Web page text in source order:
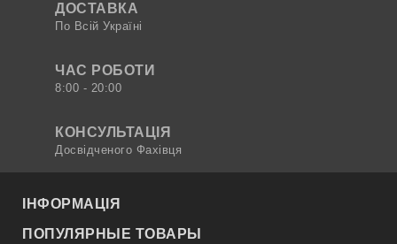
ДОСТАВКА
По Всій Україні
ЧАС РОБОТИ
8:00 - 20:00
КОНСУЛЬТАЦІЯ
Досвідченого Фахівця
ІНФОРМАЦІЯ
ПОПУЛЯРНЫЕ ТОВАРЫ